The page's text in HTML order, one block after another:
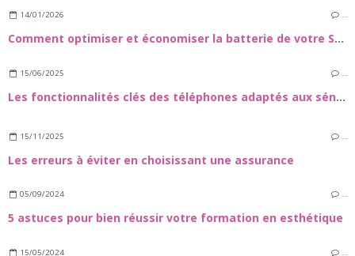
14/01/2026 …
Comment optimiser et économiser la batterie de votre Samsung Galaxy S24
15/06/2025 …
Les fonctionnalités clés des téléphones adaptés aux séniors
15/11/2025 …
Les erreurs à éviter en choisissant une assurance
05/09/2024 …
5 astuces pour bien réussir votre formation en esthétique
15/05/2024 …